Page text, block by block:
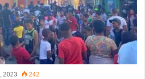
2023 242